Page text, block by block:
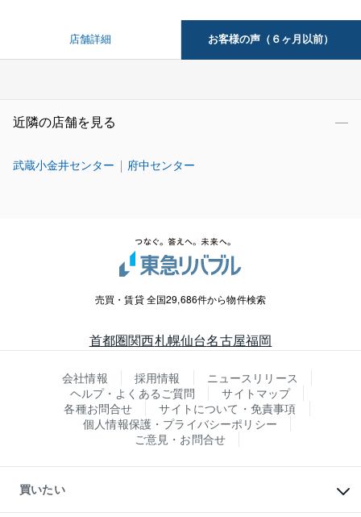
店舗詳細 お客様の声（６ヶ月以前）
近隣の店舗を見る
武蔵小金井センター 府中センター
売買・賃貸 全国29,686件から物件検索
首都圏関西札幌仙台名古屋福岡
会社情報 採用情報
ニュースリリース
ヘルプ・よくあるご質問
サイトマップ
各種お問合せ
サイトについて・免責事項
個人情報保護・プライバシーポリシー
ご意見・お問合せ
買いたい